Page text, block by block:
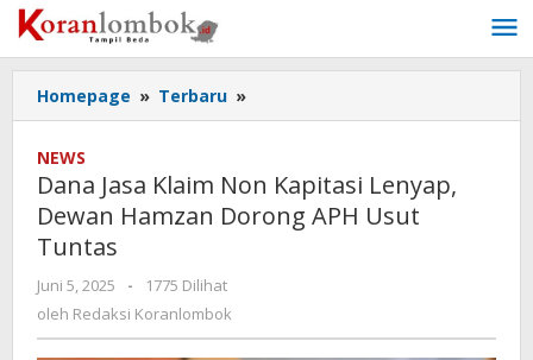
Lewati
ke
konten
Homepage » Terbaru »
Jasa
Kapitasi
Lenyap,
Usut
NEWS
Dana Jasa Klaim Non Kapitasi Lenyap,
Dewan Hamzan Dorong APH Usut
Tuntas
Juni 5, 2025
oleh
Redaksi
-
1775 Dilihat
oleh Redaksi Koranlombok